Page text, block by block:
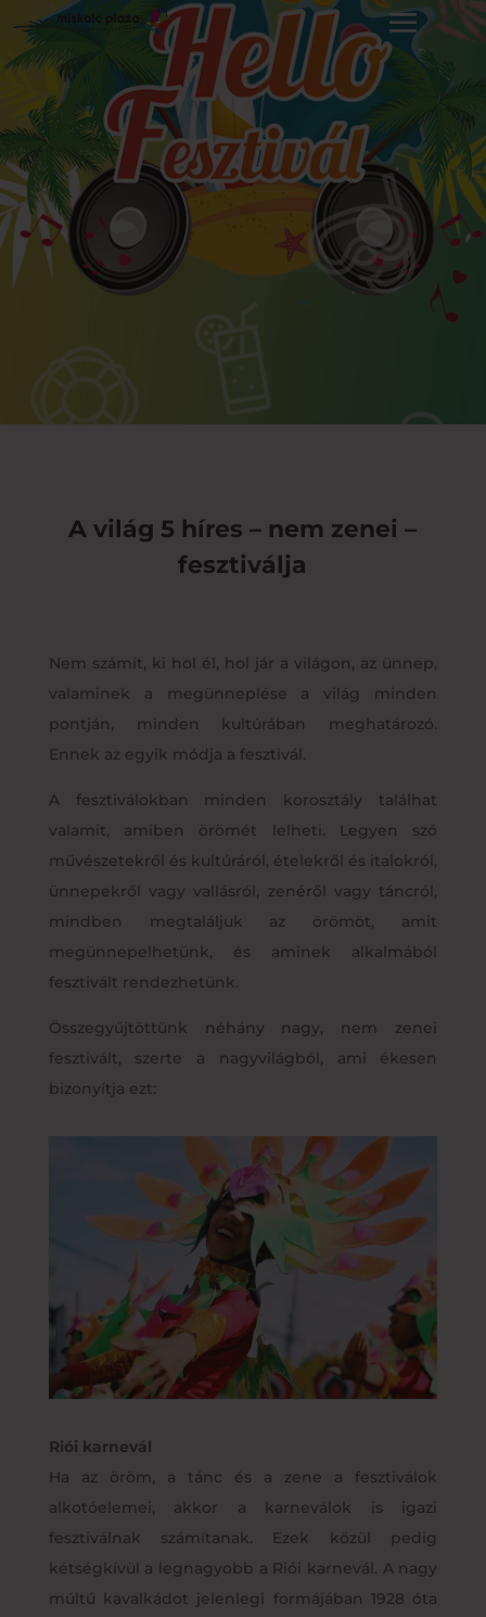
A világ 5 híres – nem zenei –
fesztiválja
Nem számít, ki hol él, hol jár a világon, az ünnep,
valaminek a megünneplése a világ minden
pontján, minden kultúrában meghatározó.
Ennek az egyik módja a fesztivál.
A fesztiválokban minden korosztály találhat
valamit, amiben örömét lelheti. Legyen szó
művészetekről és kultúráról, ételekről és italokról,
ünnepekről vagy vallásról, zenéről vagy táncról,
mindben megtaláljuk az örömöt, amit
megünnepelhetünk, és aminek alkalmából
fesztivált rendezhetünk.
Összegyűjtöttünk néhány nagy, nem zenei
fesztivált, szerte a nagyvilágból, ami ékesen
bizonyítja ezt:
Riói karnevál
Ha az öröm, a tánc és a zene a fesztiválok
alkotóelemei, akkor a karneválok is igazi
fesztiválnak számítanak. Ezek közül pedig
kétségkívül a legnagyobb a Riói karnevál. A nagy
múltú kavalkádot jelenlegi formájában 1928 óta